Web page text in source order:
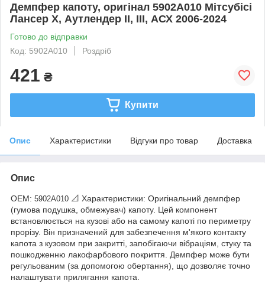
Демпфер капоту, оригінал 5902A010 Мітсубісі
Лансер Х, Аутлендер II, III, АСХ 2006-2024
Готово до відправки
Код: 5902A010
Роздріб
421 ₴
Купити
Опис Характеристики Відгуки про товар Доставка
Опис
OEM: 5902A010 📐 Характеристики: Оригінальний демпфер
(гумова подушка, обмежувач) капоту. Цей компонент
встановлюється на кузові або на самому капоті по периметру
прорізу. Він призначений для забезпечення м'якого контакту
капота з кузовом при закритті, запобігаючи вібраціям, стуку та
пошкодженню лакофарбового покриття. Демпфер може бути
регульованим (за допомогою обертання), що дозволяє точно
налаштувати прилягання капота.